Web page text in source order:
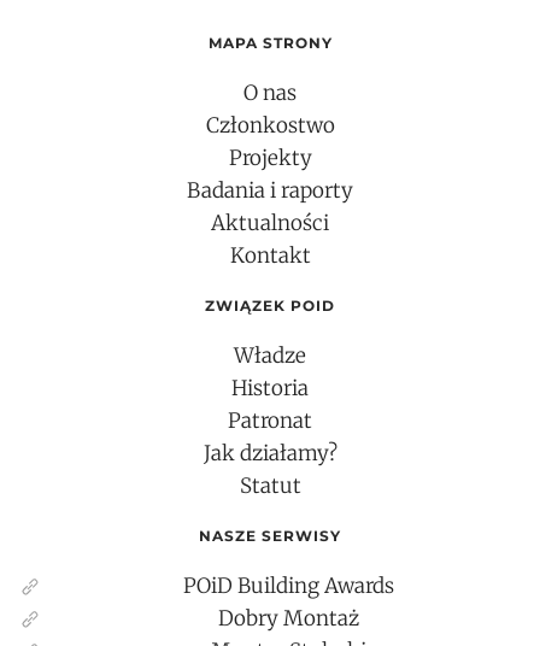
MAPA STRONY
O nas
Członkostwo
Projekty
Badania i raporty
Aktualności
Kontakt
ZWIĄZEK POID
Władze
Historia
Patronat
Jak działamy?
Statut
NASZE SERWISY
POiD Building Awards
Dobry Montaż